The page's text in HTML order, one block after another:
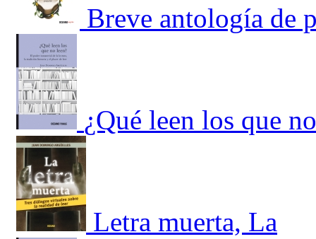
Breve antología de
¿Qué leen los que
Letra muerta, La